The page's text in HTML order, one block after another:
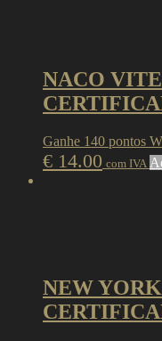
NACO
Ganhe 140 pontos
€ 14.00 com IVA
NEW